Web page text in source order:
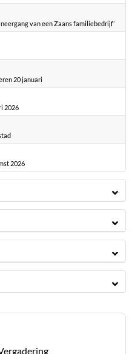
van een Zaans familiebedrijf’
20 januari
2026
2026